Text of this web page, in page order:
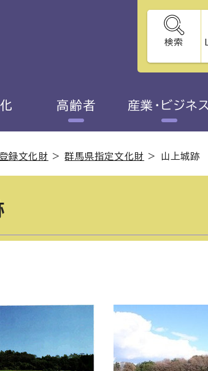
検索
高齢者 産業・ビジネス
録文化財 >群馬県指定文化財 > 山上城跡